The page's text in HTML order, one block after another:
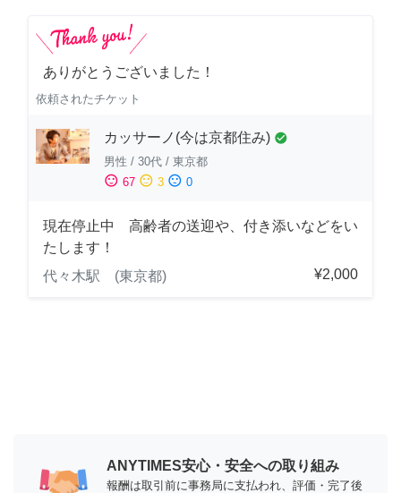
ありがとうございました！
依頼されたチケット
カッサーノ(今は京都住み) check_circle
男性 / 30代 / 東京都
sentiment_satisfied 67 sentiment_neutral 3 sentiment_dissatisfied 0
現在停止中 高齢者の送迎や、付き添いなどをい
たします！
代々木駅 (東京都)
¥2,000
ANYTIMES安心・安全への取り組み
報酬は取引前に事務局に支払われ、評価・完了後